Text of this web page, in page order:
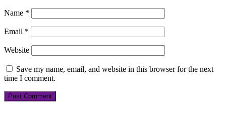
Name *
Email *
Website
Save my name, email, and website in this browser for the next
time I comment.